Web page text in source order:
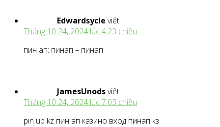
Edwardsycle viết:
Tháng 10 24, 2024 lúc 4:23 chiều
пин ап: пинап – пинап
JamesUnodsviết:
Tháng 10 24, 2024 lúc 7:03 chiều
pin up kz пин ап казино вход пинап кз